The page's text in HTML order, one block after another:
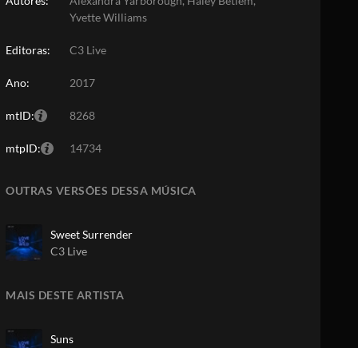
Yvette Williams
Editoras: C3 Live
Ano: 2017
mtID: 8268
mtpID: 14734
OUTRAS VERSÕES DESSA MÚSICA
Sweet Surrender
C3 Live
MAIS DESTE ARTISTA
Suns